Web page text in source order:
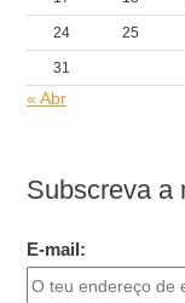
24 25
31
« Abr
Subscreva a
E-mail: